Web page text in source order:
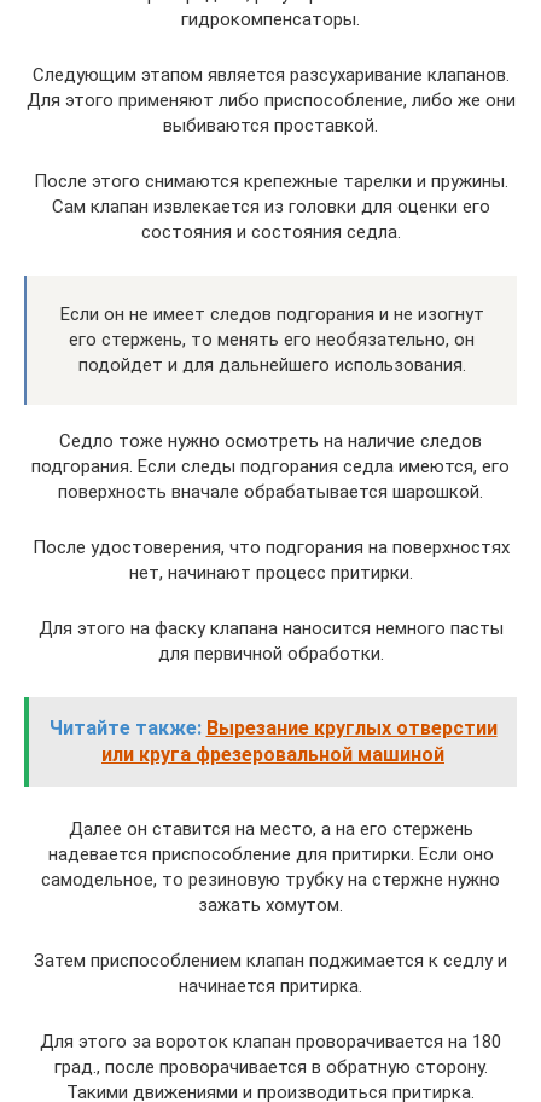
гидрокомпенсаторы.
Следующим этапом является разсухаривание клапанов.
Для этого применяют либо приспособление, либо же они
выбиваются проставкой.
После этого снимаются крепежные тарелки и пружины.
Сам клапан извлекается из головки для оценки его
состояния и состояния седла.
Если он не имеет следов подгорания и не изогнут
его стержень, то менять его необязательно, он
подойдет и для дальнейшего использования.
Седло тоже нужно осмотреть на наличие следов
подгорания. Если следы подгорания седла имеются, его
поверхность вначале обрабатывается шарошкой.
После удостоверения, что подгорания на поверхностях
нет, начинают процесс притирки.
Для этого на фаску клапана наносится немного пасты
для первичной обработки.
Читайте также: Вырезание круглых отверстии
или круга фрезеровальной машиной
Далее он ставится на место, а на его стержень
надевается приспособление для притирки. Если оно
самодельное, то резиновую трубку на стержне нужно
зажать хомутом.
Затем приспособлением клапан поджимается к седлу и
начинается притирка.
Для этого за вороток клапан проворачивается на 180
град., после проворачивается в обратную сторону.
Такими движениями и производиться притирка.